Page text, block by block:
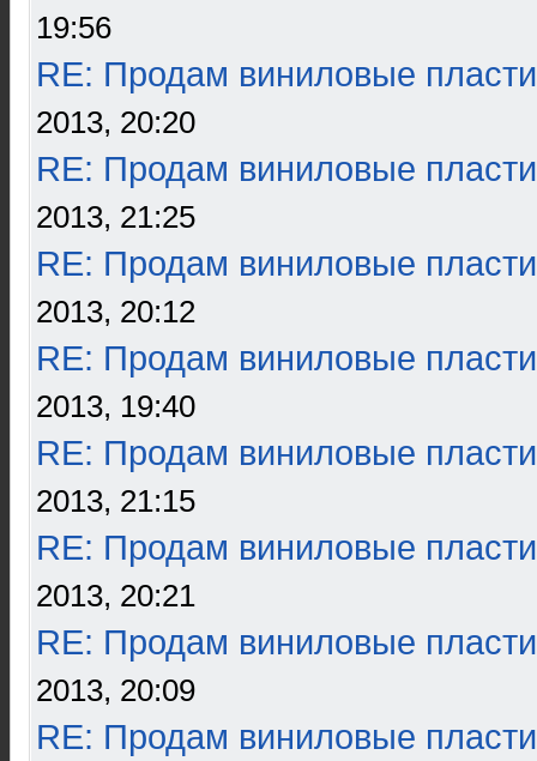
19:56
RE: Продам виниловые
2013, 20:20
RE: Продам виниловые
2013, 21:25
RE: Продам виниловые
2013, 20:12
RE: Продам виниловые
2013, 19:40
RE: Продам виниловые
2013, 21:15
RE: Продам виниловые
2013, 20:21
RE: Продам виниловые
2013, 20:09
RE: Продам виниловые